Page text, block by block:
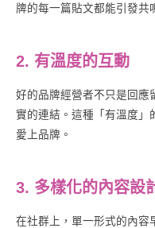
牌的每一篇貼文都能引發共
2. 有溫度的互動
好的品牌經營者不只是回應
實的連結。這種「有溫度」
愛上品牌。
3. 多樣化的內容設
在社群上，單一形式的內容